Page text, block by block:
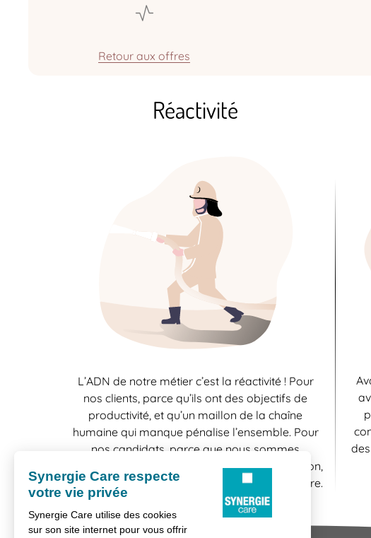
Retour aux offres
Réactivité
L’ADN de notre métier c’est la réactivité ! Pour
nos clients, parce qu’ils ont des objectifs de
productivité, et qu’un maillon de la chaîne
humaine qui manque pénalise l’ensemble. Pour
nos candidats, parce que nous sommes
conscients la vie se construit mission par mission,
et que toutes les chances sont bonnes à prendre.